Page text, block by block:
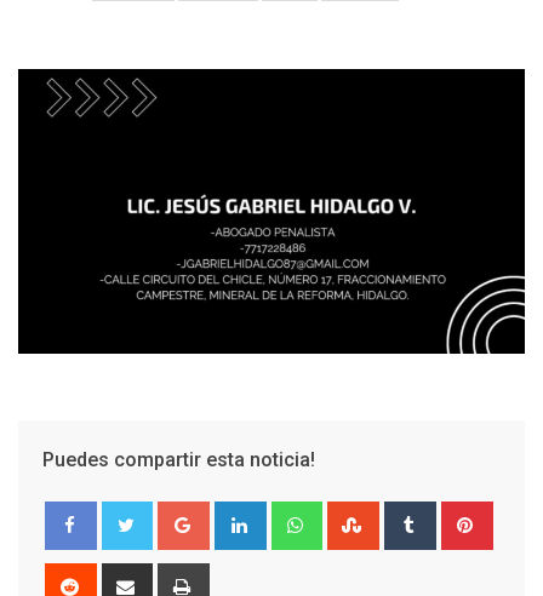
Puedes compartir esta noticia!
Google+ LinkedIn WhatsappStumbleUpon
Tumblr
Reddit
Share